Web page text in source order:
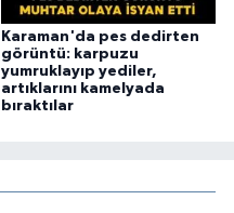
Karaman'da pes dedirten
görüntü: karpuzu
yumruklayıp yediler,
artıklarını kamelyada
bıraktılar